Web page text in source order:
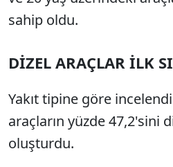
sahip oldu.
DİZEL ARAÇLAR İLK
Yakıt tipine göre
araçların yüzde 47,2'sini
oluşturdu.